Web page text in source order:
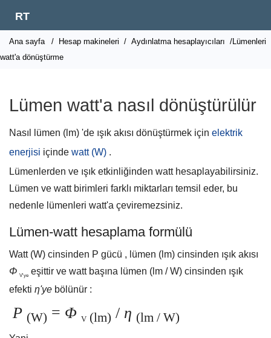
RT
Ana sayfa / Hesap makineleri / Aydınlatma hesaplayıcıları /Lümenleri
watt'a dönüştürme
Lümen watt'a nasıl dönüştürülür
Nasıl lümen (lm) 'de ışık akısı dönüştürmek için elektrik
enerjisi içinde watt (W) .
Lümenlerden ve ışık etkinliğinden watt hesaplayabilirsiniz.
Lümen ve watt birimleri farklı miktarları temsil eder, bu
nedenle lümenleri watt'a çeviremezsiniz.
Lümen-watt hesaplama formülü
Watt (W) cinsinden P gücü , lümen (lm) cinsinden ışık akısı
Φ V'ye eşittir ve watt başına lümen (lm / W) cinsinden ışık
efekti η'ye bölünür :
P (W) = Φ V (lm) / η (lm / W)